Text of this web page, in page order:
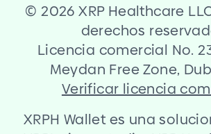
© 2026 XRP Healthcare
derechos
Licencia comercial No.
Meydan Free Zone,
Verificar licencia
XRPH Wallet es una